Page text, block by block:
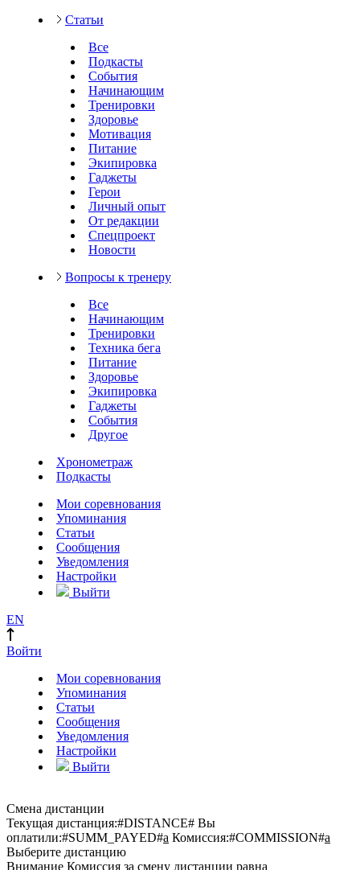
Статьи
Все
Подкасты
События
Начинающим
Тренировки
Здоровье
Мотивация
Питание
Экипировка
Гаджеты
Герои
Личный опыт
От редакции
Спецпроект
Новости
Вопросы к тренеру
Все
Начинающим
Тренировки
Техника бега
Питание
Здоровье
Экипировка
Гаджеты
События
Другое
Хронометраж
Подкасты
Мои соревнования
Упоминания
Статьи
Сообщения
Уведомления
Настройки
Выйти
EN
Войти
Мои соревнования
Упоминания
Статьи
Сообщения
Уведомления
Настройки
Выйти
Смена дистанции
Текущая дистанция:#DISTANCE# Вы
оплатили:#SUMM_PAYED#a Комиссия:#COMMISSION#a
Выберите дистанцию
Внимание Комиссия за смену дистанции равна